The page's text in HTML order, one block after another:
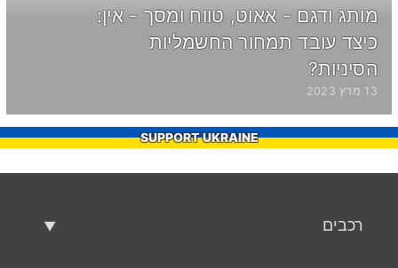
מותג ודגם - אאוט, טווח ומסך - אין:
כיצד עובד תמחור החשמליות
הסיניות?
13 מרץ 2023
SUPPORT UKRAINE
רכבים